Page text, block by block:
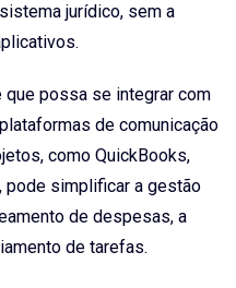
jurídico, sem a
que possa se integrar com
de comunicação
como QuickBooks,
pode simplificar a gestão
de despesas, a
de tarefas.